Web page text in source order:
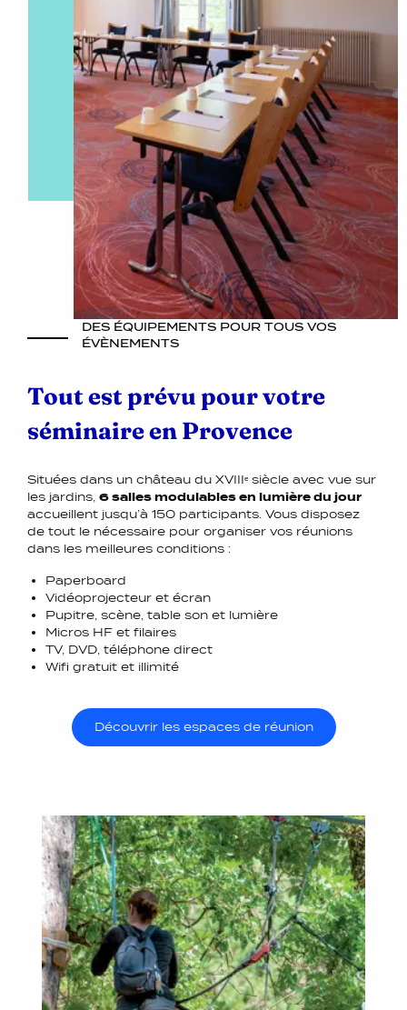
DES ÉQUIPEMENTS POUR TOUS VOS
ÉVÈNEMENTS
Tout est prévu pour votre
séminaire en Provence
Situées dans un château du XVIIIᵉ siècle avec vue sur
les jardins, 6 salles modulables en lumière du jour
accueillent jusqu’à 150 participants. Vous disposez
de tout le nécessaire pour organiser vos réunions
dans les meilleures conditions :
Paperboard
Vidéoprojecteur et écran
Pupitre, scène, table son et lumière
Micros HF et filaires
TV, DVD, téléphone direct
Wifi gratuit et illimité
Découvrir les espaces de réunion